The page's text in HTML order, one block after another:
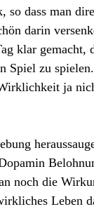
so dass man
darin
klar gemacht,
Spiel zu
ja
noch die
Leben